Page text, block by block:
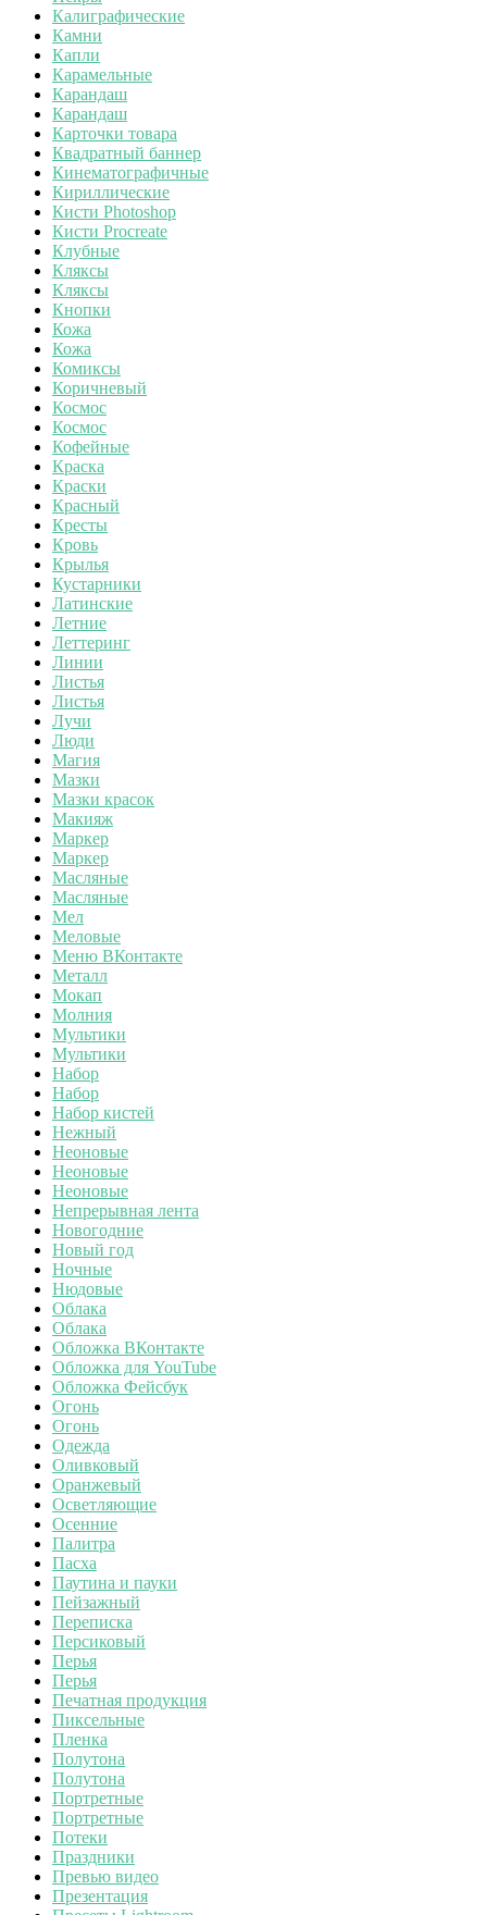
Калиграфические
Камни
Капли
Карамельные
Карандаш
Карандаш
Карточки товара
Квадратный баннер
Кинематографичные
Кириллические
Кисти Photoshop
Кисти Procreate
Клубные
Кляксы
Кляксы
Кнопки
Кожа
Кожа
Комиксы
Коричневый
Космос
Космос
Кофейные
Краска
Краски
Красный
Кресты
Кровь
Крылья
Кустарники
Латинские
Летние
Леттеринг
Линии
Листья
Листья
Лучи
Люди
Магия
Мазки
Мазки красок
Макияж
Маркер
Маркер
Масляные
Масляные
Мел
Меловые
Меню ВКонтакте
Металл
Мокап
Молния
Мультики
Мультики
Набор
Набор
Набор кистей
Нежный
Неоновые
Неоновые
Неоновые
Непрерывная лента
Новогодние
Новый год
Ночные
Нюдовые
Облака
Облака
Обложка ВКонтакте
Обложка для YouTube
Обложка Фейсбук
Огонь
Огонь
Одежда
Оливковый
Оранжевый
Осветляющие
Осенние
Палитра
Пасха
Паутина и пауки
Пейзажный
Переписка
Персиковый
Перья
Перья
Печатная продукция
Пиксельные
Пленка
Полутона
Полутона
Портретные
Портретные
Потеки
Праздники
Превью видео
Презентация